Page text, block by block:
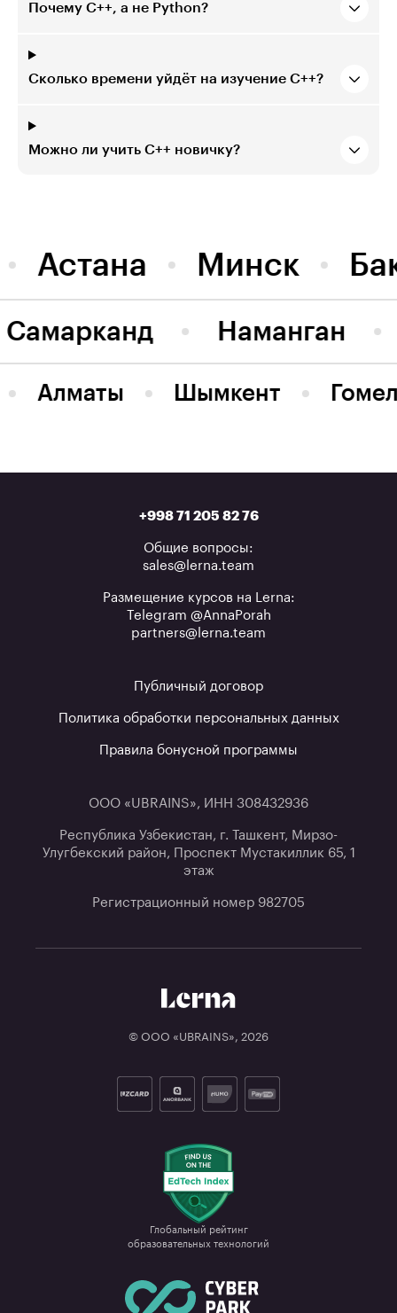
Почему C++, а не Python?
Сколько времени уйдёт на изучение C++?
Можно ли учить C++ новичку?
Астана Минск
Наманган
Самарканд
Алматы Шымкент
+998 71 205 82 76
Общие вопросы:
sales@lerna.team
Размещение курсов на Lerna:
Telegram @AnnaPorah
partners@lerna.team
Публичный договор
Политика обработки персональных данных
Правила бонусной программы
ООО «UBRAINS», ИНН 308432936
Республика Узбекистан, г. Ташкент, Мирзо-
Улугбекский район, Проспект Мустакиллик 65, 1
этаж
Регистрационный номер 982705
© ООО «UBRAINS», 2026
Глобальный рейтинг
образовательных технологий